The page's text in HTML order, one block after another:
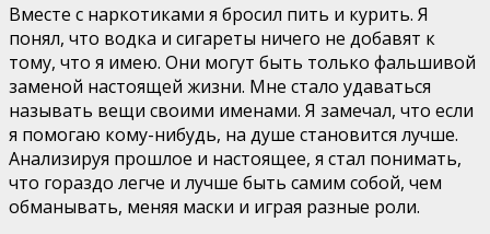
Вместе с наркотиками я бросил пить и курить. Я
понял, что водка и сигареты ничего не добавят к
тому, что я имею. Они могут быть только фальшивой
заменой настоящей жизни. Мне стало удаваться
называть вещи своими именами. Я замечал, что если
я помогаю кому-нибудь, на душе становится лучше.
Анализируя прошлое и настоящее, я стал понимать,
что гораздо легче и лучше быть самим собой, чем
обманывать, меняя маски и играя разные роли.